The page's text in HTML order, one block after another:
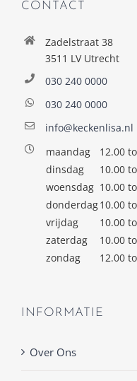
CONTACT
Zadelstraat 38
3511 LV Utrecht
030 240 0000
030 240 0000
info@keckenlisa.nl
maandag
12.00
dinsdag
10.00
woensdag 10.00
donderdag10.00
vrijdag
10.00
zaterdag
10.00
zondag
12.00
INFORMATIE
Over Ons